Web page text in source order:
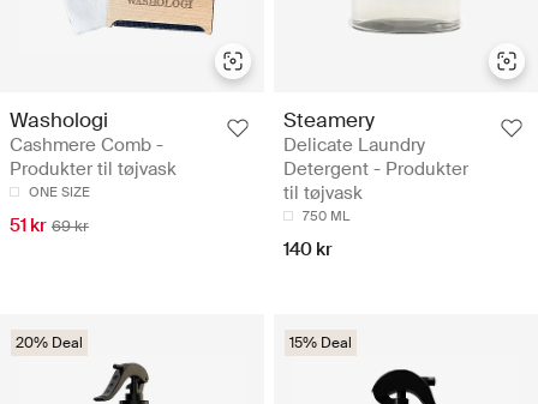
Washologi
Cashmere Comb -
Produkter til tøjvask
ONE SIZE
51 kr 69 kr
Steamery
Delicate Laundry
Detergent - Produkter
til tøjvask
750 ML
140 kr
20% Deal 15% Deal